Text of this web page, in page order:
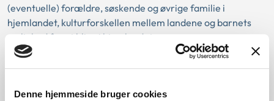
Denne hjemmeside bruger cookies
(eventuelle) forældre, søskende og øvrige familie i
hjemlandet, kulturforskellen mellem landene og barnets
mulighed for at blive i hjemlandet
sådan vurdering. Således følger det også af FN’s